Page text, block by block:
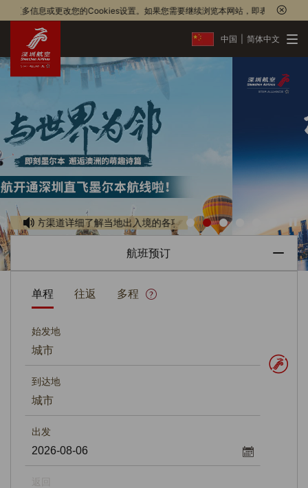
或更改您的Cookies设置。如果您需要继续浏览本网站，即表示同意我们对
中国 简体中文
首页
产品推荐
自助服务
会员服务
乘机帮助
联系深航
渠道详细了解当地出入境的各项规定。
航班预订
单程 往返 多程
始发地
到达地
出发
返回